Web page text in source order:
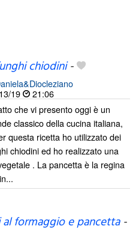
chiodini-
19
21:06
che vi presento oggi è un
classico della cucina italiana,
questa ricetta ho utilizzato dei
chiodini ed ho realizzato una
. La pancetta è la regina
formaggio e pancetta-